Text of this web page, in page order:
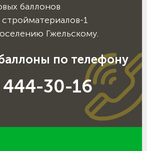
баллонов
1
Гжельскому.
по телефону
30-16